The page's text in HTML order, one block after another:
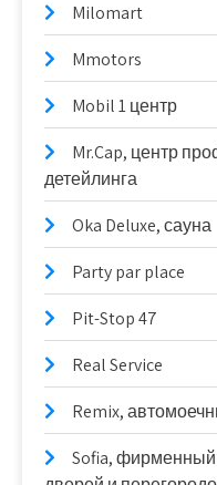
Milomart
Mmotors
Mobil 1 центр
Mr.Cap, центр
детейлинга
Oka Deluxe, сауна
Party par place
Pit-Stop 47
Real Service
Remix,
Sofia,